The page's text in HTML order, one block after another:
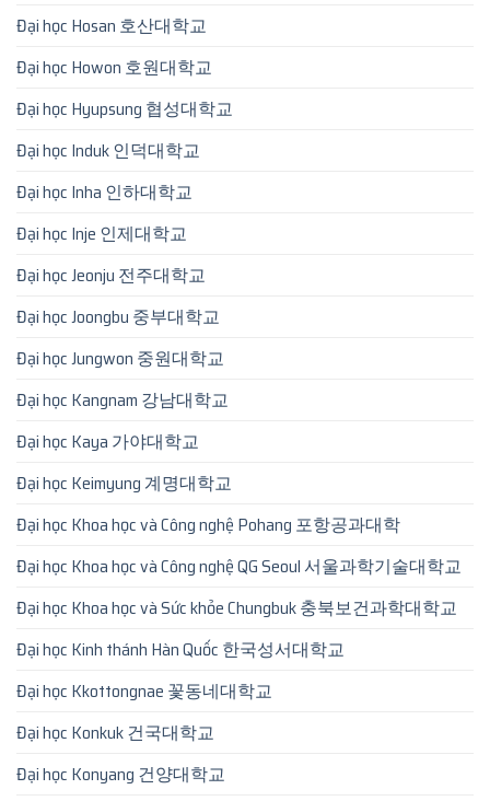
Đại học Hosan 호산대학교
Đại học Howon 호원대학교
Đại học Hyupsung 협성대학교
Đại học Induk 인덕대학교
Đại học Inha 인하대학교
Đại học Inje 인제대학교
Đại học Jeonju 전주대학교
Đại học Joongbu 중부대학교
Đại học Jungwon 중원대학교
Đại học Kangnam 강남대학교
Đại học Kaya 가야대학교
Đại học Keimyung 계명대학교
Đại học Khoa học và Công nghệ Pohang 포항공과대학
Đại học Khoa học và Công nghệ QG Seoul 서울과학기술대학교
Đại học Khoa học và Sức khỏe Chungbuk 충북보건과학대학교
Đại học Kinh thánh Hàn Quốc 한국성서대학교
Đại học Kkottongnae 꽃동네대학교
Đại học Konkuk 건국대학교
Đại học Konyang 건양대학교